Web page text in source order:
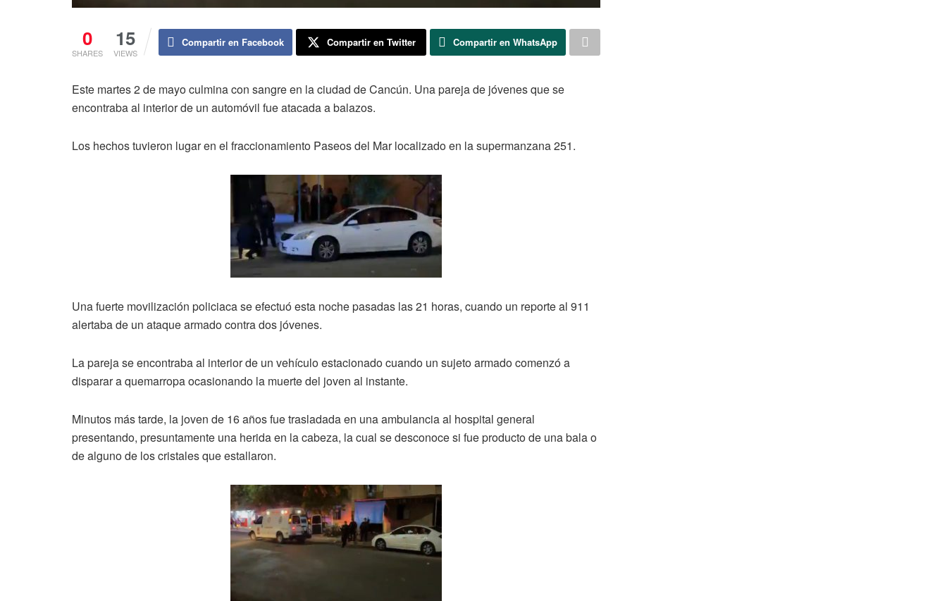
0
SHARES
15
VIEWS
Compartir en Facebook Compartir en Twitter Compartir en WhatsApp
Este martes 2 de mayo culmina con sangre en la ciudad de Cancún. Una pareja de jóvenes que se
encontraba al interior de un automóvil fue atacada a balazos.
Los hechos tuvieron lugar en el fraccionamiento Paseos del Mar localizado en la supermanzana 251.
Una fuerte movilización policiaca se efectuó esta noche pasadas las 21 horas, cuando un reporte al 911
alertaba de un ataque armado contra dos jóvenes.
La pareja se encontraba al interior de un vehículo estacionado cuando un sujeto armado comenzó a
disparar a quemarropa ocasionando la muerte del joven al instante.
Minutos más tarde, la joven de 16 años fue trasladada en una ambulancia al hospital general
presentando, presuntamente una herida en la cabeza, la cual se desconoce si fue producto de una bala o
de alguno de los cristales que estallaron.